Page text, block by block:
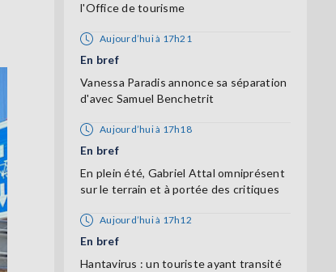
l'Office de tourisme
Aujourd’hui à 17h21
En bref
Vanessa Paradis annonce sa séparation
d'avec Samuel Benchetrit
Aujourd’hui à 17h18
En bref
En plein été, Gabriel Attal omniprésent
sur le terrain et à portée des critiques
Aujourd’hui à 17h12
En bref
Hantavirus : un touriste ayant transité